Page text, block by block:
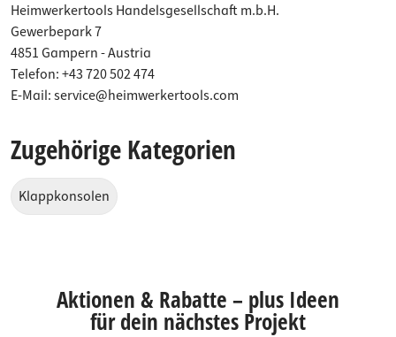
Heimwerkertools Handelsgesellschaft m.b.H.
Gewerbepark 7
4851 Gampern - Austria
Telefon: +43 720 502 474
E-Mail: service@heimwerkertools.com
Zugehörige Kategorien
Klappkonsolen
Aktionen & Rabatte – plus Ideen
für dein nächstes Projekt